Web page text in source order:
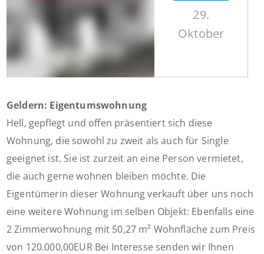
29.
Oktober
Geldern: Eigentumswohnung
Hell, gepflegt und offen präsentiert sich diese
Wohnung, die sowohl zu zweit als auch für Single
geeignet ist. Sie ist zurzeit an eine Person vermietet,
die auch gerne wohnen bleiben möchte. Die
Eigentümerin dieser Wohnung verkauft über uns noch
eine weitere Wohnung im selben Objekt: Ebenfalls eine
2 Zimmerwohnung mit 50,27 m² Wohnfläche zum Preis
von 120.000,00EUR Bei Interesse senden wir Ihnen